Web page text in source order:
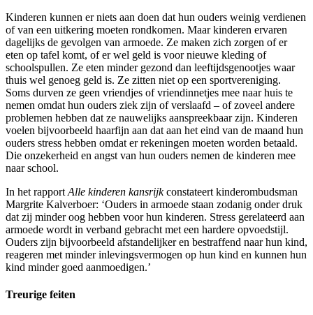
Kinderen kunnen er niets aan doen dat hun ouders weinig verdienen
of van een uitkering moeten rondkomen. Maar kinderen ervaren
dagelijks de gevolgen van armoede. Ze maken zich zorgen of er
eten op tafel komt, of er wel geld is voor nieuwe kleding of
schoolspullen. Ze eten minder gezond dan leeftijdsgenootjes waar
thuis wel genoeg geld is. Ze zitten niet op een sportvereniging.
Soms durven ze geen vriendjes of vriendinnetjes mee naar huis te
nemen omdat hun ouders ziek zijn of verslaafd – of zoveel andere
problemen hebben dat ze nauwelijks aanspreekbaar zijn. Kinderen
voelen bijvoorbeeld haarfijn aan dat aan het eind van de maand hun
ouders stress hebben omdat er rekeningen moeten worden betaald.
Die onzekerheid en angst van hun ouders nemen de kinderen mee
naar school.
In het rapport Alle kinderen kansrijkconstateert kinderombudsman
Margrite Kalverboer: ‘Ouders in armoede staan zodanig onder druk
dat zij minder oog hebben voor hun kinderen. Stress gerelateerd aan
armoede wordt in verband gebracht met een hardere opvoedstijl.
Ouders zijn bijvoorbeeld afstandelijker en bestraffend naar hun kind,
reageren met minder inlevingsvermogen op hun kind en kunnen hun
kind minder goed aanmoedigen.’
Treurige feiten